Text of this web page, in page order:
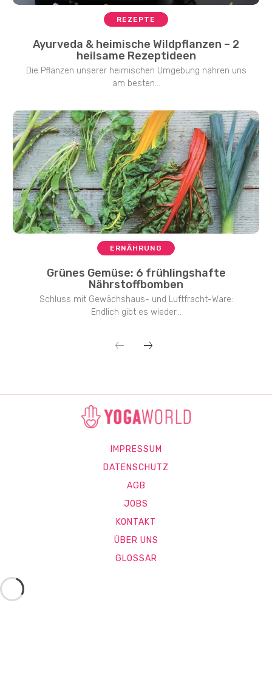
REZEPTE
Ayurveda & heimische Wildpflanzen – 2
heilsame Rezeptideen
Die Pflanzen unserer heimischen Umgebung nähren uns
am besten...
ERNÄHRUNG
Grünes Gemüse: 6 frühlingshafte
Nährstoffbomben
Schluss mit Gewächshaus- und Luftfracht-Ware:
Endlich gibt es wieder...
IMPRESSUM
DATENSCHUTZ
AGB
JOBS
KONTAKT
ÜBER UNS
GLOSSAR